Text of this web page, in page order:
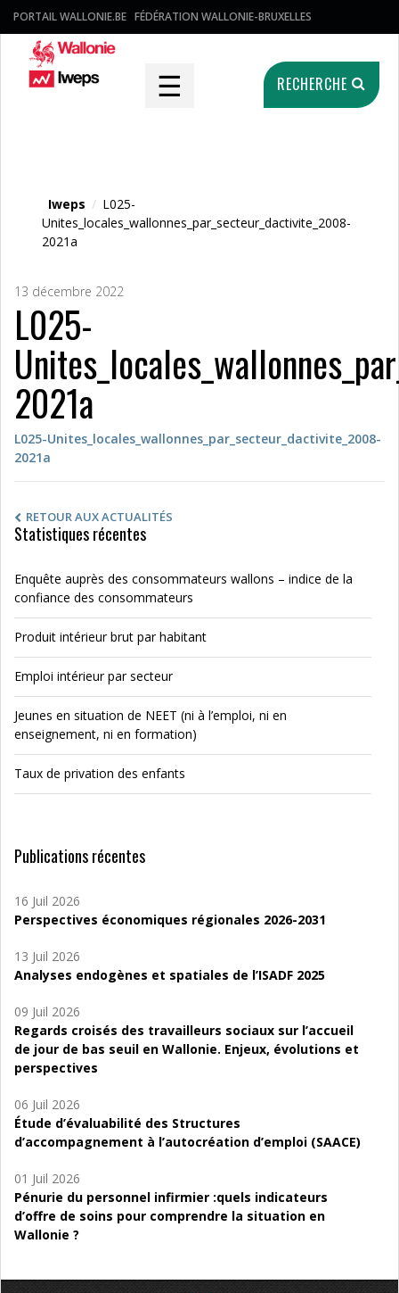
PORTAIL WALLONIE.BE FÉDÉRATION WALLONIE-BRUXELLES
☰ RECHERCHE
Fichier média
Iweps / L025-
Unites_locales_wallonnes_par_secteur_dactivite_2008-
2021a
13 décembre 2022
L025-
2021a
L025-Unites_locales_wallonnes_par_secteur_dactivite_2008-
2021a
RETOUR AUX ACTUALITÉS
Statistiques récentes
Enquête auprès des consommateurs wallons – indice de la
confiance des consommateurs
Produit intérieur brut par habitant
Emploi intérieur par secteur
Jeunes en situation de NEET (ni à l’emploi, ni en
enseignement, ni en formation)
Taux de privation des enfants
Publications récentes
16 Juil 2026
Perspectives économiques régionales 2026-2031
13 Juil 2026
Analyses endogènes et spatiales de l’ISADF 2025
09 Juil 2026
Regards croisés des travailleurs sociaux sur l’accueil
de jour de bas seuil en Wallonie. Enjeux, évolutions et
perspectives
06 Juil 2026
Étude d’évaluabilité des Structures
d’accompagnement à l’autocréation d’emploi (SAACE)
01 Juil 2026
Pénurie du personnel infirmier :quels indicateurs
d’offre de soins pour comprendre la situation en
Wallonie ?